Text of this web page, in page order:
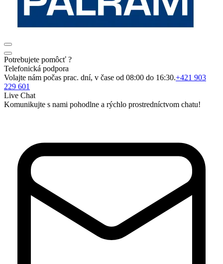
Potrebujete pomôcť ?
Telefonická podpora
Volajte nám počas prac. dní, v čase od 08:00 do 16:30.+421 903
229 601
Live Chat
Komunikujte s nami pohodlne a rýchlo prostredníctvom chatu!